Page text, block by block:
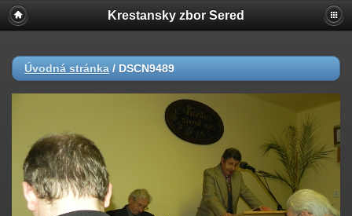
Krestansky zbor Sered
Úvodná stránka / DSCN9489